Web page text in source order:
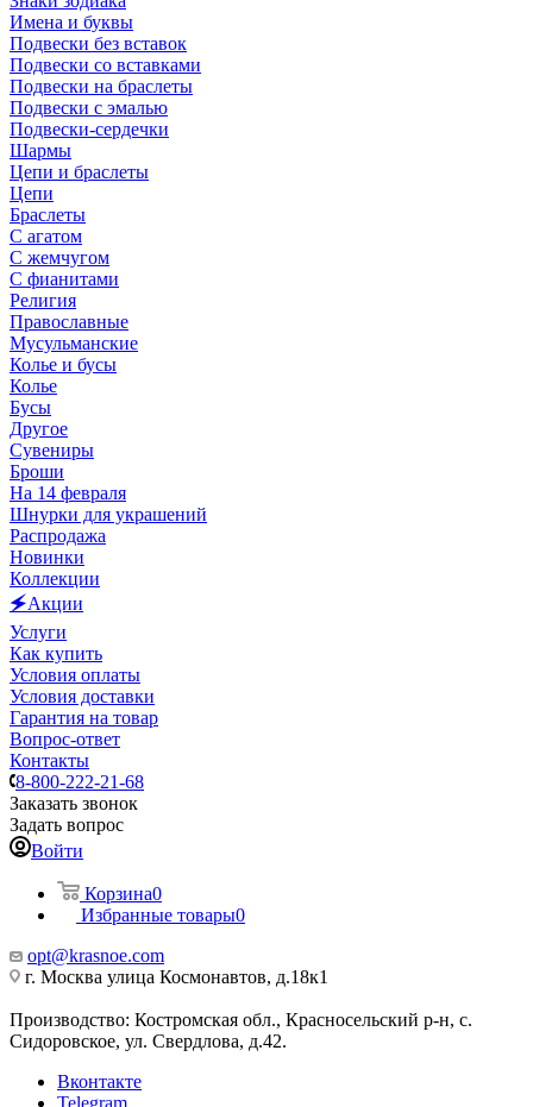
Имена и буквы
Подвески без вставок
Подвески со вставками
Подвески на браслеты
Подвески с эмалью
Подвески-сердечки
Шармы
Цепи и браслеты
Цепи
Браслеты
С агатом
С жемчугом
С фианитами
Религия
Православные
Мусульманские
Колье и бусы
Колье
Бусы
Другое
Сувениры
Броши
На 14 февраля
Шнурки для украшений
Распродажа
Новинки
Коллекции
🗲Акции
Услуги
Как купить
Условия оплаты
Условия доставки
Гарантия на товар
Вопрос-ответ
Контакты
8-800-222-21-68
Заказать звонок
Задать вопрос
Войти
Корзина0
Избранные товары0
opt@krasnoe.com
г. Москва улица Космонавтов, д.18к1
Производство: Костромская обл., Красносельский р-н, с.
Сидоровское, ул. Свердлова, д.42.
Вконтакте
Telegram